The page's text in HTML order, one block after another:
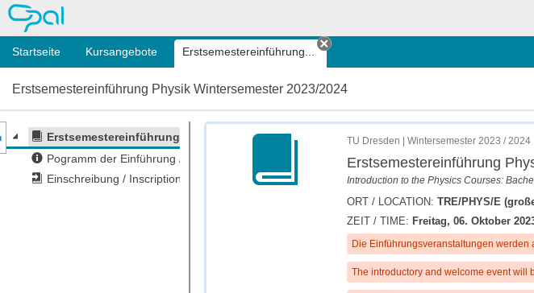
OPAL
Startseite Kursangebote Erstsemestereinführung...
Tab schließen
Erstsemestereinführung Physik Wintersemester 2023/2024
Erstsemestereinführung Physik Wintersemester 2023/2024
Pogramm der Einführung / Welcome Programme
Einschreibung / Inscription
des Kursmenüs
TU Dresden | Wintersemester 2023 / 2024
Erstsemestereinführung
Introduction to the Physics Courses:
ORT / LOCATION: TRE/PHYS/E
ZEIT / TIME: Freitag, 06. Oktober
Die Einführungsveranstaltungen
The introductory and welcome event will